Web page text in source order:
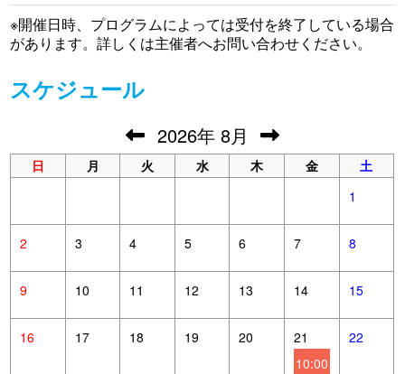
※開催日時、プログラムによっては受付を終了している場合
があります。詳しくは主催者へお問い合わせください。
スケジュール
2026年 8月
日 月 火 水 木 金
土
1
2 3 4 5 6 7 8
9 10 11 12 13 14 15
16 17 18 19 20
21
10:00
22